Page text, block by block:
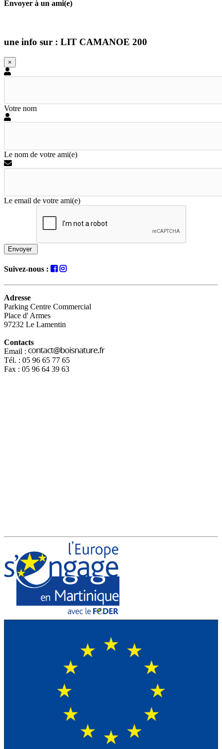
Envoyer à un ami(e)
une info sur : LIT CAMANOE 200
×
Votre nom
Le nom de votre ami(e)
Le email de votre ami(e)
Envoyer
Suivez-nous :
Adresse
Parking Centre Commercial
Place d' Armes
97232 Le Lamentin
Contacts
Email :
Tél. : 05 96 65 77 65
Fax : 05 96 64 39 63